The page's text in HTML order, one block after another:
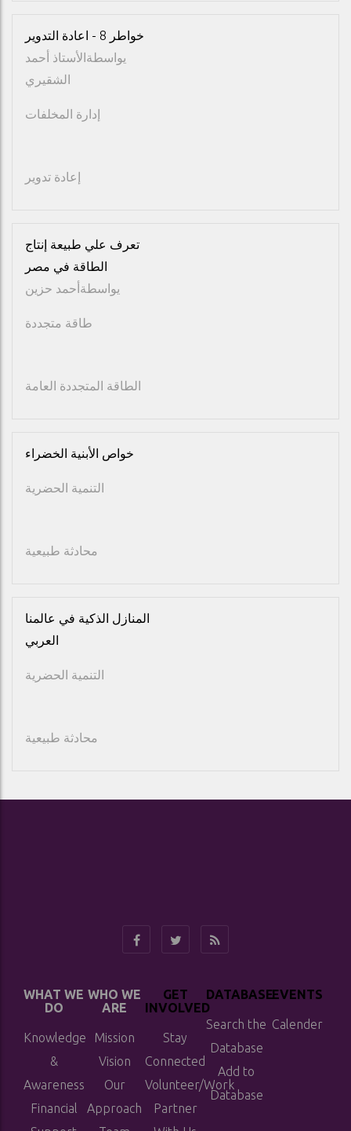
خواطر 8 - اعادة التدوير
يواسطةالأستاذ أحمد
الشقيري
إدارة المخلفات
إعادة تدوير
تعرف علي طبيعة إنتاج
الطاقة في مصر
يواسطةأحمد حزين
طاقة متجددة
الطاقة المتجددة العامة
خواص الأبنية الخضراء
التنمية الحضرية
محادثة طبيعية
المنازل الذكية في عالمنا
العربي
التنمية الحضرية
محادثة طبيعية
WHAT WE
DO
Knowledge
&
Awareness
Financial
WHO WE
ARE
Mission
Vision
Our
Approach
GET
INVOLVED
Stay
Connected
Volunteer/Work
Partner
DATABASE
Search the
Database
Add to
Database
EVENTS
Calender